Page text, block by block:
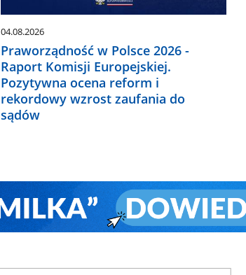
04.08.2026
Praworządność w Polsce 2026 -
Raport Komisji Europejskiej.
Pozytywna ocena reform i
rekordowy wzrost zaufania do
sądów